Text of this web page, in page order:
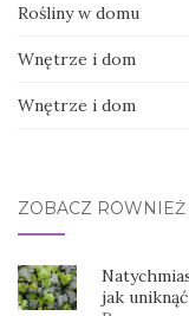
Rośliny w domu
Wnętrze i dom
Wnętrze i dom
ZOBACZ RÓWNIEŻ
jak